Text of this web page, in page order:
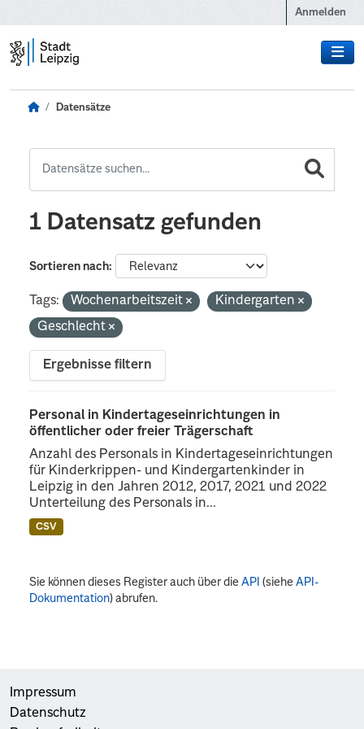
Anmelden
Datensätze
1 Datensatz gefunden
Sortieren nach
Tags: Wochenarbeitszeit
Kindergarten
Geschlecht
Ergebnisse filtern
Personal in Kindertageseinrichtungen in
öffentlicher oder freier Trägerschaft
Anzahl des Personals in Kindertageseinrichtungen
für Kinderkrippen- und Kindergartenkinder in
Leipzig in den Jahren 2012, 2017, 2021 und 2022
Unterteilung des Personals in...
CSV
Sie können dieses Register auch über dieAPI (sieheAPI-
Dokumentation) abrufen.
Impressum
Datenschutz